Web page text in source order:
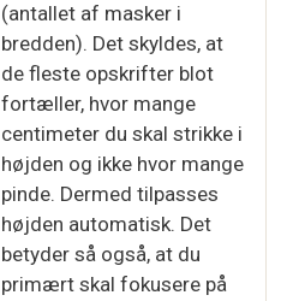
(antallet af masker i
bredden). Det skyldes, at
de fleste opskrifter blot
fortæller, hvor mange
centimeter du skal strikke i
højden og ikke hvor mange
pinde. Dermed tilpasses
højden automatisk. Det
betyder så også, at du
primært skal fokusere på